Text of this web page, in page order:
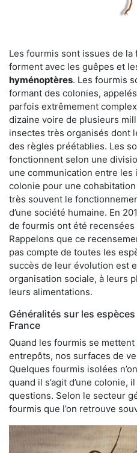
Les fourmis sont issues de
forment avec les guêpes et
hyménoptères. Les fourmis
formant des colonies,
parfois extrêmement
dizaine voire de plusieurs
insectes très organisés dont
des règles préétablies. Les
fonctionnent selon une
une communication entre les
colonie pour une
très souvent le
d’une société humaine. En
de fourmis ont été recensées
Rappelons que ce
pas compte de toutes les
succès de leur évolution est
organisation sociale, à leurs
leurs alimentations.
Généralités sur les
France
Quand les fourmis se
entrepôts, nos surfaces de
Quelques fourmis isolées
quand il s’agit d’une colonie,
questions. Selon le secteur
fourmis que l’on retrouve